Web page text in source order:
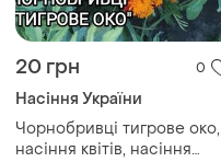
20 грн 0
Насіння України
Чорнобривці тигрове око,
насіння квітів, насіння